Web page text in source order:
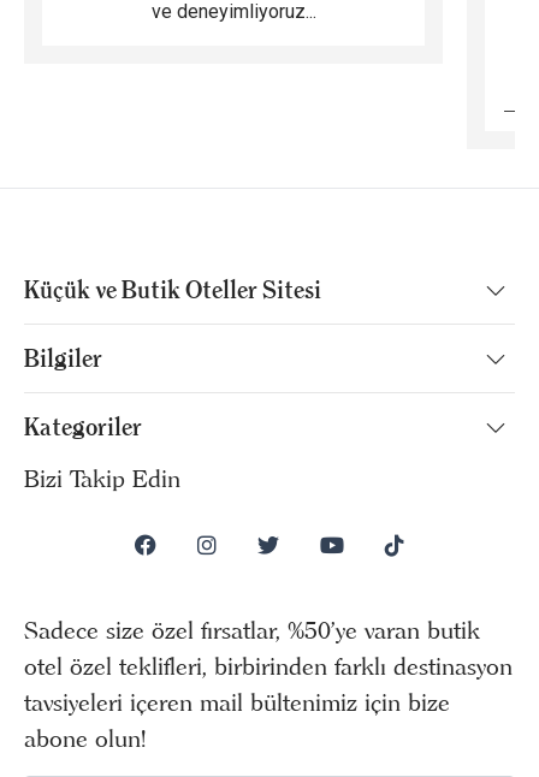
ve deneyimliyoruz...
Küçük ve Butik Oteller Sitesi
Bilgiler
Kategoriler
Bizi Takip Edin
Sadece size özel fırsatlar, %50’ye varan butik
otel özel teklifleri, birbirinden farklı destinasyon
tavsiyeleri içeren mail bültenimiz için bize
abone olun!